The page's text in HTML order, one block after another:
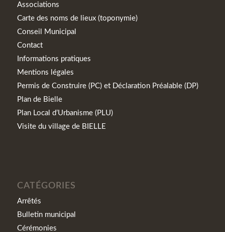
Associations
Carte des noms de lieux (toponymie)
Conseil Municipal
Contact
Informations pratiques
Mentions légales
Permis de Construire (PC) et Déclaration Préalable (DP)
Plan de Bielle
Plan Local d’Urbanisme (PLU)
Visite du village de BIELLE
CATÉGORIES
Arrêtés
Bulletin municipal
Cérémonies